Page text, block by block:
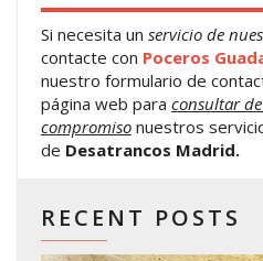
Si necesita un servicio de
contacte con Poceros
nuestro formulario de
página web para consultar
compromisonuestros
de Desatrancos Madrid.
RECENT POSTS